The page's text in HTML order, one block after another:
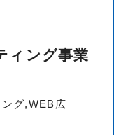
ィング事業
グ,WEB広